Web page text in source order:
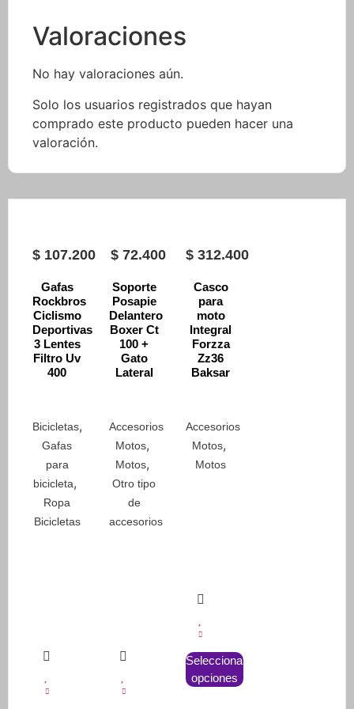
Valoraciones
No hay valoraciones aún.
Solo los usuarios registrados que hayan
comprado este producto pueden hacer una
valoración.
$ 107.200
Gafas
Rockbros
Ciclismo
Deportivas
3 Lentes
Filtro Uv
400
Bicicletas,
Gafas
para
bicicleta,
Ropa
Bicicletas
$72.400
Soporte
Posapie
Delantero
Boxer Ct
100 +
Gato
Lateral
Accesorios
Motos,
Motos,
Otro tipo
de
accesorios
$ 312.400
Casco
para
moto
Integral
Forzza
Zz36
Baksar
Accesorios
Motos,
Motos
Seleccionar
opciones
producto
tiene